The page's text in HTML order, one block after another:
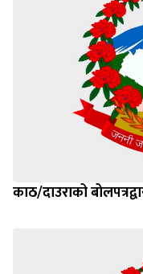
काठ/दाउराको